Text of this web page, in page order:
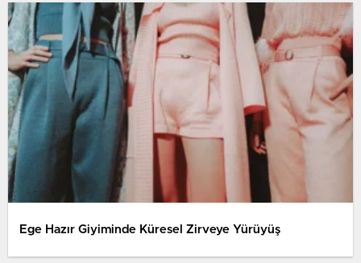
Ege Hazır Giyiminde Küresel Zirveye Yürüyüş